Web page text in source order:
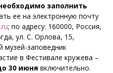
заполнить
ее на электронную почту
; по адресу: 160000, Россия,
ул. С. Орлова, 15,
музей-заповедник
в Фестивале кружева –
30 июня включительно.